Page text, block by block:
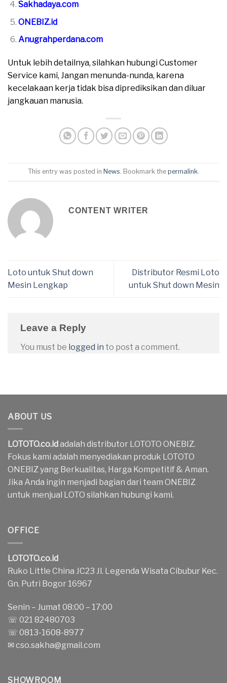
Sakhadaya.com
ONEBIZ.id
Anugrahperdana.com
Untuk lebih detailnya, silahkan hubungi Customer
Service kami, Jangan menunda-nunda, karena
kecelakaan kerja tidak bisa diprediksikan dan diluar
jangkauan manusia.
This entry was posted in News. Bookmark the permalink.
CONTENT WRITER
Loto untuk Shut down
Mesin Lengkap
Distributor Resmi Loto
untuk Shut down Mesin
Leave a Reply
You must be logged in to post a comment.
ABOUT US
LOTOTO.co.id adalah distributor LOTOTO ONEBIZ.
Fokus kami adalah menyediakan produk LOTOTO
ONEBIZ yang Berkualitas, Harga Kompetitif & Aman.
Jika Anda ingin menjadi bagian dari team ONEBIZ
untuk menjual LOTO silahkan hubungi kami.
OFFICE
LOTOTO.co.id
Ruko Little China JC23 Jl. Legenda Wisata Cibubur Kec.
Gn. Putri Bogor 16967
Senin – Jumat 08:00 – 17:00
☏ 021 82480703
☏ 0813-1608-8977
✉cso.sakha@gmail.com
SHOWROOM